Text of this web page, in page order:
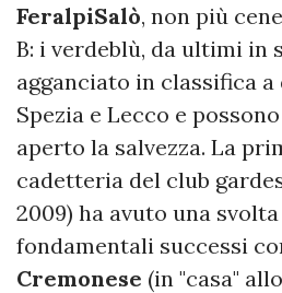
FeralpiSalò, non più
B: i verdeblù, da ultimi in
agganciato in classifica a
Spezia e Lecco e
aperto la salvezza. La
cadetteria del club
2009) ha avuto una
fondamentali successi
Cremonese (in "casa"